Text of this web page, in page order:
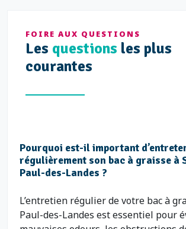
FOIRE AUX QUESTIONS
Les questions les plus
courantes
Pourquoi est-il important
régulièrement son bac à graisse à
Paul-des-Landes ?
L’entretien régulier de votre bac à
Paul-des-Landes est essentiel pour